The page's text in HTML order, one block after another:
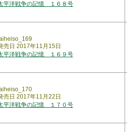
平洋戦争の記憶 １６８号
売日 2017年11月15日
平洋戦争の記憶 １６９号
売日 2017年11月22日
平洋戦争の記憶 １７０号